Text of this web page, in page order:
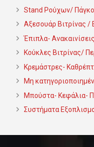
Stand Ρούχων/
Αξεσουάρ Βιτρίνας /
Έπιπλα- Ανακαινίσεις
Κούκλες Βιτρίνας/
Κρεμάστρες-
Μη
Μπούστα- Κεφάλια-
Συστήματα